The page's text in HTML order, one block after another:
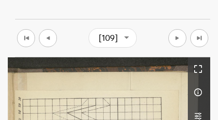
[109]